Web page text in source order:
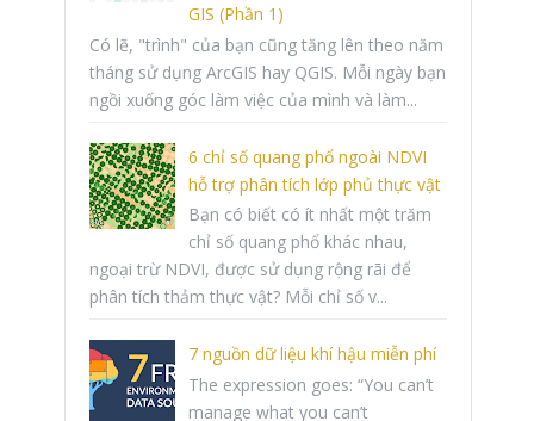
GIS (Phần 1)
Có lẽ, "trình" của bạn cũng tăng lên theo năm
tháng sử dụng ArcGIS hay QGIS. Mỗi ngày bạn
ngồi xuống góc làm việc của mình và làm...
6 chỉ số quang phổ ngoài NDVI
hỗ trợ phân tích lớp phủ thực vật
Bạn có biết có ít nhất một trăm
chỉ số quang phổ khác nhau,
ngoại trừ NDVI, được sử dụng rộng rãi để
phân tích thảm thực vật? Mỗi chỉ số v...
7 nguồn dữ liệu khí hậu miễn phí
The expression goes: “You can’t
manage what you can’t